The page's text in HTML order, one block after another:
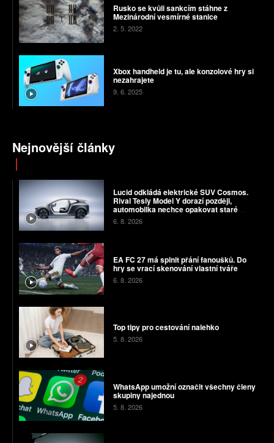
Rusko se kvůli sankcím stáhne z
Mezinárodní vesmírné stanice
2. 5. 2022
Xbox handheld je tu, ale konzolové hry si
nezahrajete
9. 6. 2025
Nejnovější články
Lucid odkládá elektrické SUV Cosmos.
Rival Tesly Model Y dorazí později,
automobilka nechce opakovat staré
chyby
6. 8. 2026
EA FC 27 má splnit přání fanoušků. Do
hry se vrací skenování vlastní tváře
6. 8. 2026
Top tipy pro cestování nalehko
5. 8. 2026
WhatsApp umožní označit všechny členy
skupiny najednou
5. 8. 2026